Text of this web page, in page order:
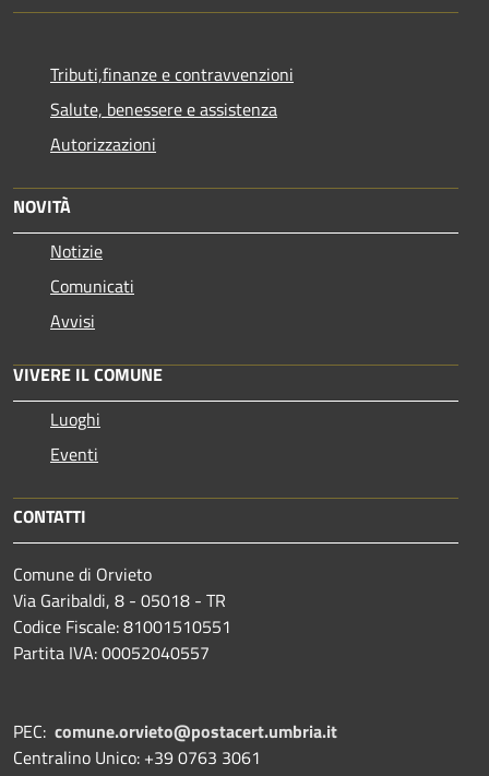
Tributi,finanze e contravvenzioni
Salute, benessere e assistenza
Autorizzazioni
NOVITÀ
Notizie
Comunicati
Avvisi
VIVERE IL COMUNE
Luoghi
Eventi
CONTATTI
Comune di Orvieto
Via Garibaldi, 8 - 05018 - TR
Codice Fiscale: 81001510551
Partita IVA: 00052040557
PEC: comune.orvieto@postacert.umbria.it
Centralino Unico: +39 0763 3061